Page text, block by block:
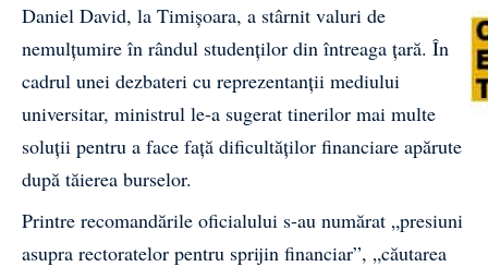
Daniel David, la Timișoara, a stârnit valuri de
nemulțumire în rândul studenților din întreaga țară. În
cadrul unei dezbateri cu reprezentanții mediului
universitar, ministrul le-a sugerat tinerilor mai multe
soluții pentru a face față dificultăților financiare apărute
după tăierea burselor.
Printre recomandările oficialului s-au numărat „presiuni
asupra rectoratelor pentru sprijin financiar”, „căutarea